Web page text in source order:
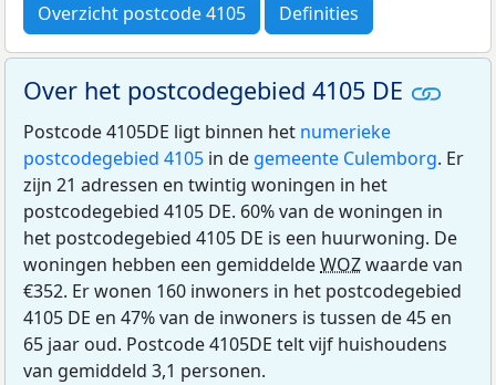
Overzicht postcode 4105 Definities
Over het postcodegebied 4105 DE
Postcode 4105DE ligt binnen het numerieke
postcodegebied 4105 in de gemeente Culemborg. Er
zijn 21 adressen en twintig woningen in het
postcodegebied 4105 DE. 60% van de woningen in
het postcodegebied 4105 DE is een huurwoning. De
woningen hebben een gemiddeldeWOZwaarde van
€352. Er wonen 160 inwoners in het postcodegebied
4105 DE en 47% van de inwoners is tussen de 45 en
65 jaar oud. Postcode 4105DE telt vijf huishoudens
van gemiddeld 3,1 personen.